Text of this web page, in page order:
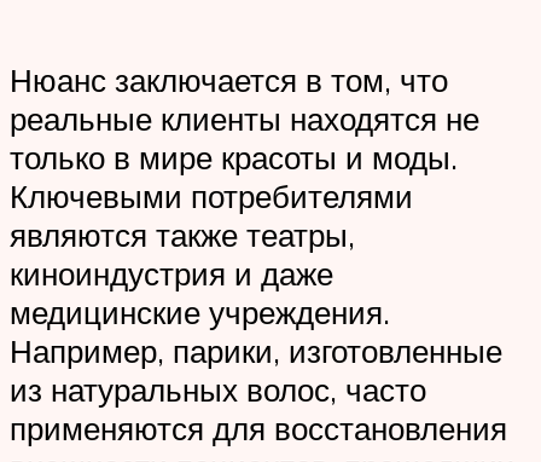
Нюанс заключается в том, что
реальные клиенты находятся не
только в мире красоты и моды.
Ключевыми потребителями
являются также театры,
киноиндустрия и даже
медицинские учреждения.
Например, парики, изготовленные
из натуральных волос, часто
применяются для восстановления